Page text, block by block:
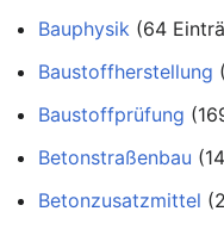
Bauphysik (64
Baustoffherstellung
Baustoffprüfung
Betonstraßenbau
Betonzusatzmittel